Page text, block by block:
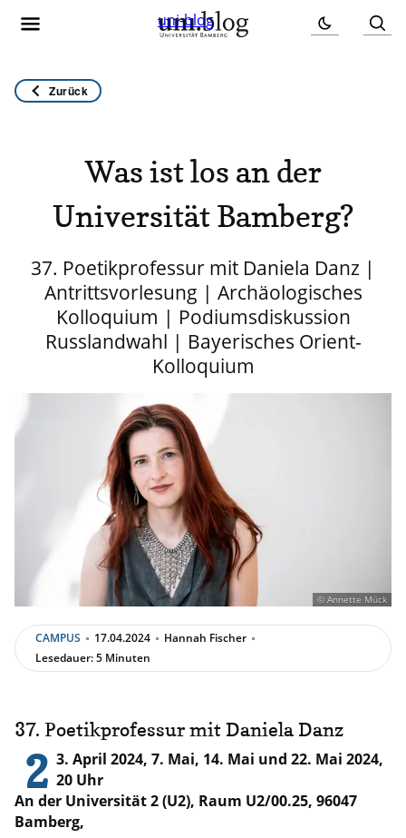
uni-blog
Zurück
Was ist los an der
Universität Bamberg?
37. Poetikprofessur mit Daniela Danz |
Antrittsvorlesung | Archäologisches
Kolloquium | Podiumsdiskussion
Russlandwahl | Bayerisches Orient-
Kolloquium
© Annette Mück
CAMPUS 17.04.2024
Hannah Fischer
Lesedauer: 5 Minuten
37. Poetikprofessur mit Daniela Danz
2 3. April 2024, 7. Mai, 14. Mai und 22. Mai 2024,
20 Uhr
An der Universität 2 (U2), Raum U2/00.25, 96047
Bamberg,